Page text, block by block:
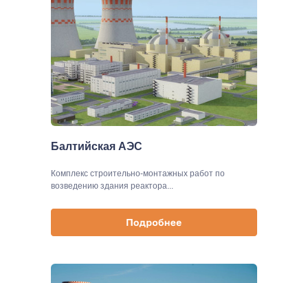
Балтийская АЭС
Комплекс строительно-монтажных работ по
возведению здания реактора...